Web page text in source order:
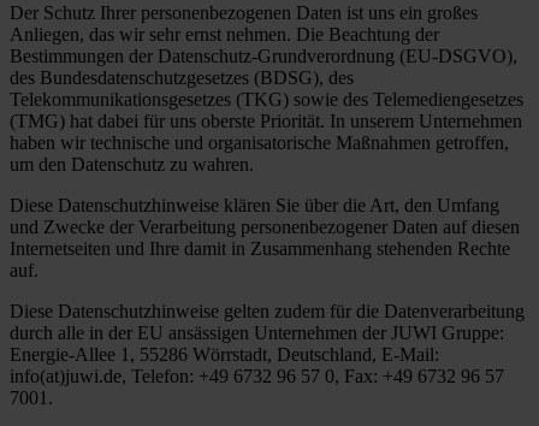
Der Schutz Ihrer personenbezogenen Daten ist uns ein großes
Anliegen, das wir sehr ernst nehmen. Die Beachtung der
Bestimmungen der Datenschutz-Grundverordnung (EU-DSGVO),
des Bundesdatenschutzgesetzes (BDSG), des
Telekommunikationsgesetzes (TKG) sowie des Telemediengesetzes
(TMG) hat dabei für uns oberste Priorität. In unserem Unternehmen
haben wir technische und organisatorische Maßnahmen getroffen,
um den Datenschutz zu wahren.
Diese Datenschutzhinweise klären Sie über die Art, den Umfang
und Zwecke der Verarbeitung personenbezogener Daten auf diesen
Internetseiten und Ihre damit in Zusammenhang stehenden Rechte
auf.
Diese Datenschutzhinweise gelten zudem für die Datenverarbeitung
durch alle in der EU ansässigen Unternehmen der JUWI Gruppe:
Energie-Allee 1, 55286 Wörrstadt, Deutschland, E-Mail:
info(at)juwi.de, Telefon: +49 6732 96 57 0, Fax: +49 6732 96 57
7001.